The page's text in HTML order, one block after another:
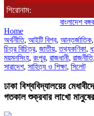
শিরোনাম:
বাংলাদেশ বঙ্গবন্ধু
Home
অর্থনীতি, আইটি বিশ্ব, আন্তর্জাতিক,
চিত্র বিচিত্র, জাতীয়,তথ্যকণিকা,
ময়মনসিংহ, রংপুর, রাজধানী, রাজনীতি,
সারাদেশ, সাহিত্য ও শিক্ষা, সিলেট
ঢাকা বিশ্ববিদ্যালয়ের
গতকাল শুক্রবার লাখো